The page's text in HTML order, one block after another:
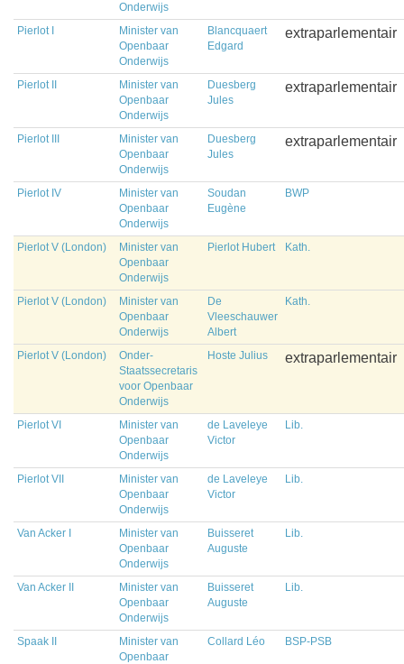
Onderwijs
Pierlot I
Minister van
Openbaar
Onderwijs
Blancquaert
Edgard
extraparlementair
Pierlot II
Minister van
Openbaar
Onderwijs
Duesberg
Jules
extraparlementair
Pierlot III
Minister van
Openbaar
Onderwijs
Duesberg
Jules
extraparlementair
Pierlot IV
Minister van
Openbaar
Onderwijs
Soudan
Eugène
BWP
Pierlot V (London)
Minister van
Openbaar
Onderwijs
Pierlot Hubert Kath.
Pierlot V (London)
Minister van
Openbaar
Onderwijs
De
Vleeschauwer
Albert
Kath.
Pierlot V (London)
Onder-
Staatssecretaris
voor Openbaar
Onderwijs
Hoste Julius extraparlementair
Pierlot VI
Minister van
Openbaar
Onderwijs
de Laveleye
Victor
Lib.
Pierlot VII
Minister van
Openbaar
Onderwijs
de Laveleye
Victor
Lib.
Van Acker I
Minister van
Openbaar
Onderwijs
Buisseret
Auguste
Lib.
Van Acker II
Minister van
Openbaar
Onderwijs
Buisseret
Auguste
Lib.
Spaak II
Minister van
Openbaar
Collard Léo BSP-PSB